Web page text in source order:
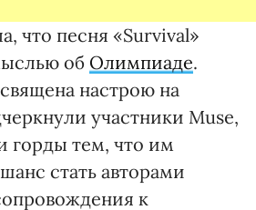
что песня «Survival»
об Олимпиаде.
настрою на
участники Muse,
горды тем, что им
стать авторами
к